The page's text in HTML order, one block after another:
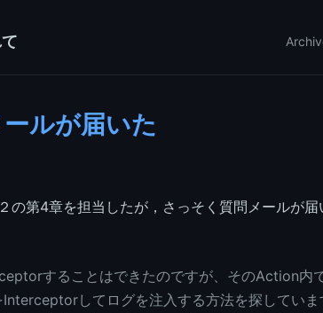
ルが届いた
の第4章を担当したが，さっそく質問メールが届
することはできたのですが、そのAction内
してログを注入する方法を探していま